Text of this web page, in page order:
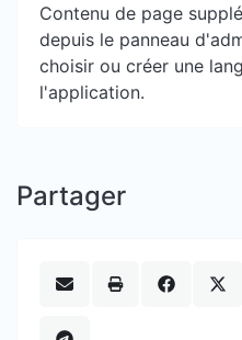
Contenu de page
depuis le panneau
choisir ou créer une
l'application.
Partager